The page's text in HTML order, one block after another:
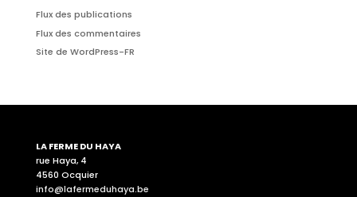
Flux des publications
Flux des commentaires
Site de WordPress-FR
LA FERME DU HAYA
rue Haya, 4
4560 Ocquier
info@lafermeduhaya.be